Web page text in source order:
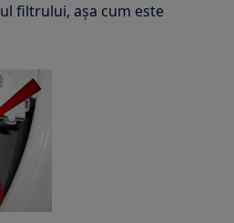
filtrului, așa cum este